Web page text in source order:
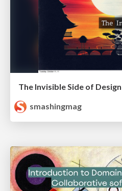
The Invisible Side of Design
smashingmag